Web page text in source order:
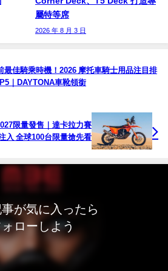
屬特等席
2026 年 8 月 3 日
最佳騎乘時機！2026 摩托車騎士用品注目排
｜DAYTONA車靴領銜
限量發售｜達卡拉力賽
入 全球100台限量搶先看
が気に入ったら
ローしよう